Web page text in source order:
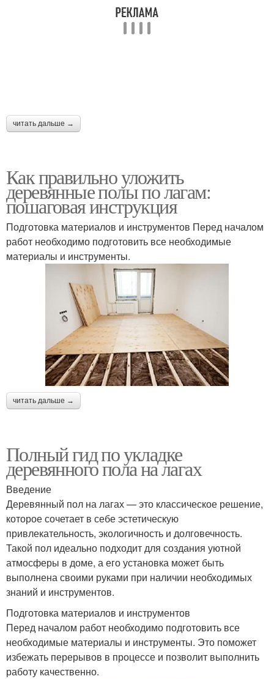
читать дальше →
Как правильно уложить
деревянные полы по лагам:
пошаговая инструкция
Подготовка материалов и инструментов Перед началом
работ необходимо подготовить все необходимые
материалы и инструменты.
читать дальше →
Полный гид по укладке
деревянного пола на лагах
Введение
Деревянный пол на лагах — это классическое решение,
которое сочетает в себе эстетическую
привлекательность, экологичность и долговечность.
Такой пол идеально подходит для создания уютной
атмосферы в доме, а его установка может быть
выполнена своими руками при наличии необходимых
знаний и инструментов.
Подготовка материалов и инструментов
Перед началом работ необходимо подготовить все
необходимые материалы и инструменты. Это поможет
избежать перерывов в процессе и позволит выполнить
работу качественно.